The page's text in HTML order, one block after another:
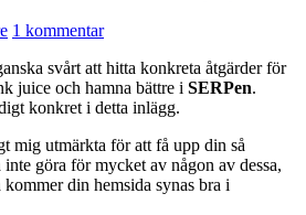
1 kommentar
svårt att hitta konkreta åtgärder för
juice och hamna bättre i SERPen.
konkret i detta inlägg.
mig utmärkta för att få upp din så
inte göra för mycket av någon av dessa,
din hemsida synas bra i